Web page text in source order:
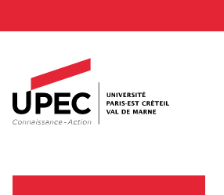
Accès directs
Recherche
Navigation secondaire